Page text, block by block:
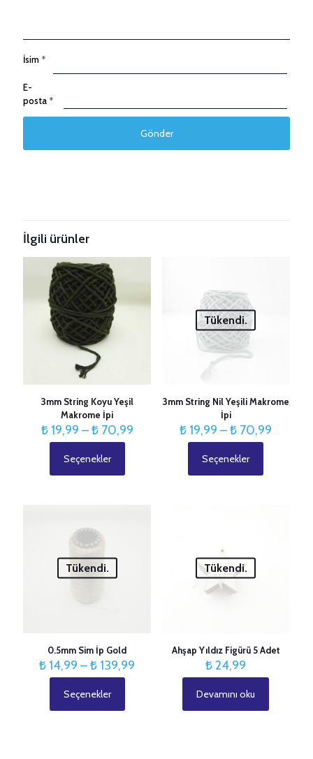
İsim *
E-
posta *
İlgili ürünler
3mm String Koyu Yeşil
Makrome İpi
₺19,99 –₺70,99Fiyat
Seçenekler
ürünün
Seçenekler
ürün
sayfasından
Tükendi.
3mm String Nil Yeşili Makrome
İpi
₺ 19,99 –₺ 70,99
Seçenekler
ürünün
ürün
sayfasından
seçilebilir
Tükendi.
0.5mm Sim İp Gold
₺ 14,99 –₺ 139,99
Seçenekler
ürünün
Tükendi.
Ahşap Yıldız Figürü 5 Adet
₺24,99
Devamını oku